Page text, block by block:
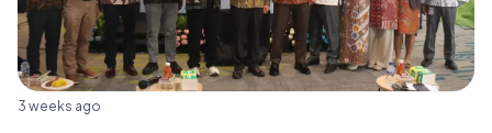
3 weeks ago